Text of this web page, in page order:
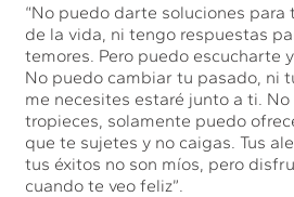
“No puedo darte soluciones para
de la vida, ni tengo respuestas
temores. Pero puedo escucharte
No puedo cambiar tu pasado, ni
me necesites estaré junto a ti.
tropieces, solamente puedo
que te sujetes y no caigas. Tus
tus éxitos no son míos, pero
cuando te veo feliz”.